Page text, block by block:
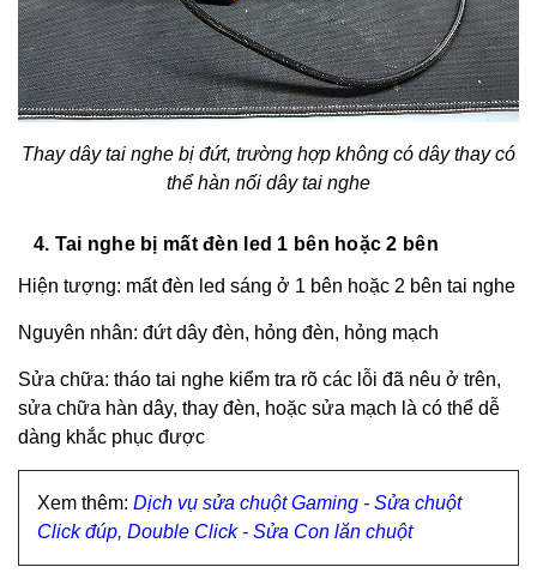
Thay dây tai nghe bị đứt, trường hợp không có dây thay có
thể hàn nối dây tai nghe
4. Tai nghe bị mất đèn led 1 bên hoặc 2 bên
Hiện tượng: mất đèn led sáng ở 1 bên hoặc 2 bên tai nghe
Nguyên nhân: đứt dây đèn, hỏng đèn, hỏng mạch
Sửa chữa: tháo tai nghe kiểm tra rõ các lỗi đã nêu ở trên,
sửa chữa hàn dây, thay đèn, hoặc sửa mạch là có thể dễ
dàng khắc phục được
Xem thêm: Dịch vụ sửa chuột Gaming - Sửa chuột
Click đúp, Double Click - Sửa Con lăn chuột